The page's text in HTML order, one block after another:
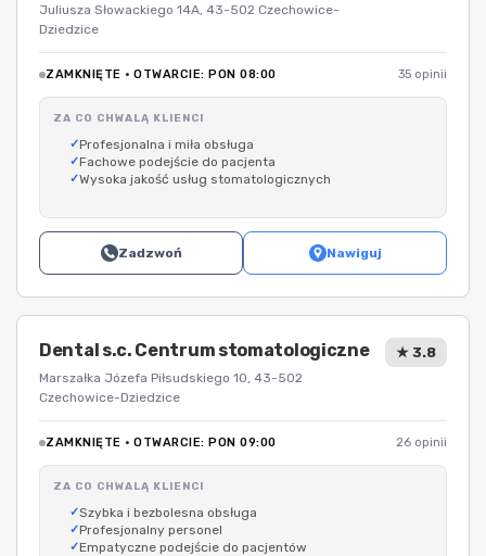
Juliusza Słowackiego 14A, 43-502 Czechowice-
Dziedzice
ZAMKNIĘTE · OTWARCIE: PON 08:00 35 opinii
ZA CO CHWALĄ KLIENCI
Profesjonalna i miła obsługa
Fachowe podejście do pacjenta
Wysoka jakość usług stomatologicznych
Zadzwoń Nawiguj
Dental s.c. Centrum stomatologiczne
Marszałka Józefa Piłsudskiego 10, 43-502
Czechowice-Dziedzice
★ 3.8
ZAMKNIĘTE · OTWARCIE: PON 09:00 26 opinii
ZA CO CHWALĄ KLIENCI
Szybka i bezbolesna obsługa
Profesjonalny personel
Empatyczne podejście do pacjentów